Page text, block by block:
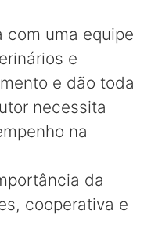
com uma equipe
e
e dão toda
necessita
na
da
cooperativa e